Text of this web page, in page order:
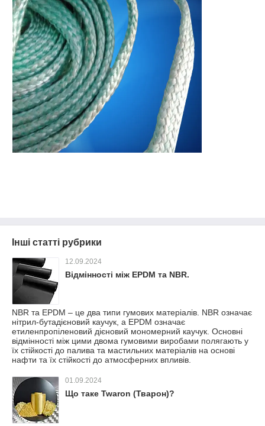
Інші статті рубрики
12.09.2024
Відмінності між EPDM та NBR.
NBR та EPDM – це два типи гумових матеріалів. NBR означає
нітрил-бутадієновий каучук, а EPDM означає
етиленпропіленовий дієновий мономерний каучук. Основні
відмінності між цими двома гумовими виробами полягають у
їх стійкості до палива та мастильних матеріалів на основі
нафти та їх стійкості до атмосферних впливів.
01.09.2024
Що таке Twaron (Тварон)?